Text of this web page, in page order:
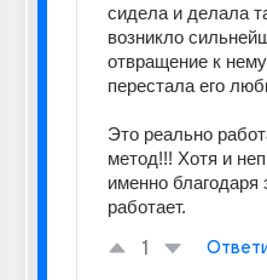
сидела и делала
возникло
отвращение к
перестала его
Это реально
метод!!! Хотя и
именно благодаря
работает.
1